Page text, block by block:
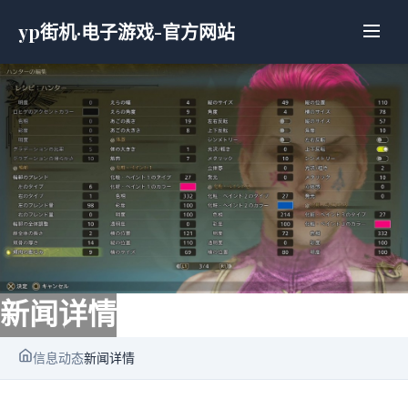
yp街机·电子游戏-官方网站
新闻详情
信息动态新闻详情